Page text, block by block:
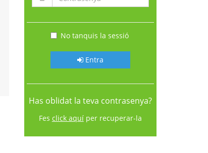
No tanquis la sessió
Entra
Has oblidat la teva contrasenya?
Fes click aquíper recuperar-la